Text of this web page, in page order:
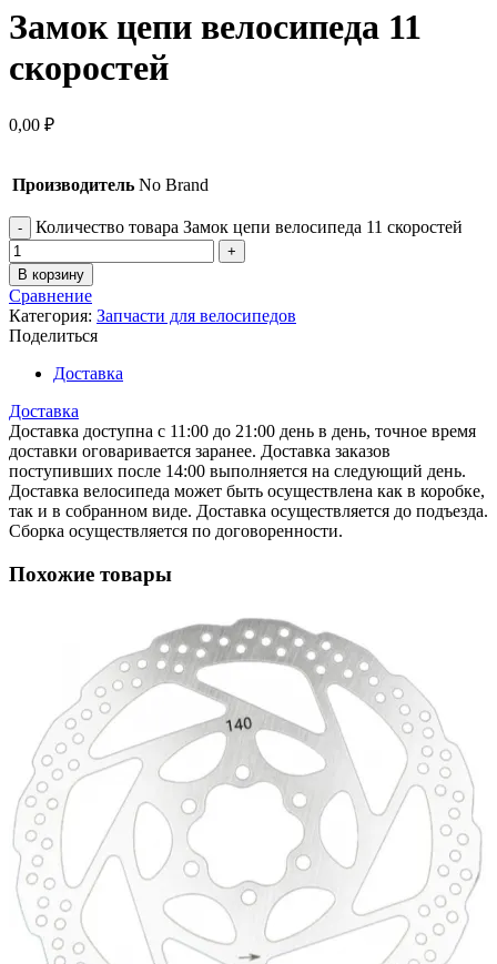
Замок цепи велосипеда 11
скоростей
0,00 ₽
Производитель No Brand
Количество товара Замок цепи велосипеда 11 скоростей
В корзину
Сравнение
Категория: Запчасти для велосипедов
Поделиться
Доставка
Доставка
Доставка доступна с 11:00 до 21:00 день в день, точное время
доставки оговаривается заранее. Доставка заказов
поступивших после 14:00 выполняется на следующий день.
Доставка велосипеда может быть осуществлена как в коробке,
так и в собранном виде. Доставка осуществляется до подъезда.
Сборка осуществляется по договоренности.
Похожие товары